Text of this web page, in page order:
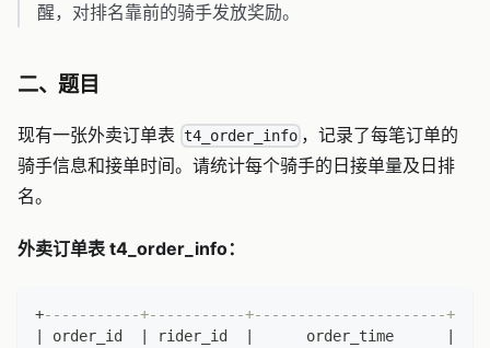
醒，对排名靠前的骑手发放奖励。
二、题目
现有一张外卖订单表 t4_order_info ，记录了每笔订单的
骑手信息和接单时间。请统计每个骑手的日接单量及日排
名。
外卖订单表 t4_order_info：
+-----------+-----------+----------------------+
order_id rider_id
      order_time